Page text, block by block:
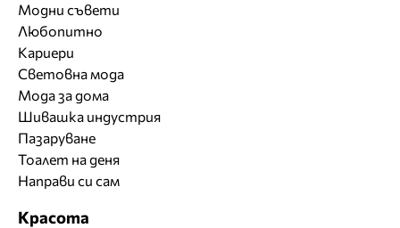
Модни съвети
Любопитно
Кариери
Световна мода
Мода за дома
Шивашка индустрия
Пазаруване
Тоалет на деня
Направи си сам
Красота